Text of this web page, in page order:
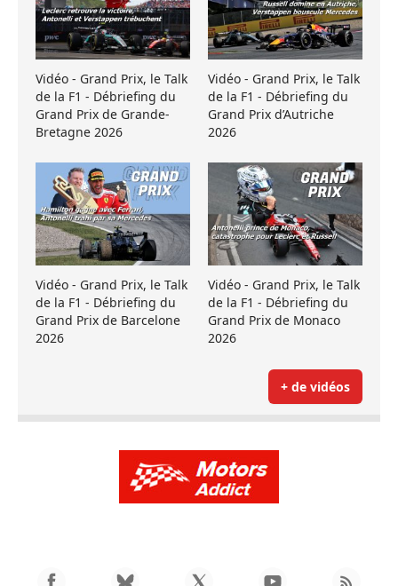
Vidéo - Grand Prix, le Talk
de la F1 - Débriefing du
Grand Prix de Grande-
Bretagne 2026
Vidéo - Grand Prix, le Talk
de la F1 - Débriefing du
Grand Prix d’Autriche
2026
Vidéo - Grand Prix, le Talk
de la F1 - Débriefing du
Grand Prix de Barcelone
2026
Vidéo - Grand Prix, le Talk
de la F1 - Débriefing du
Grand Prix de Monaco
2026
+ de vidéos